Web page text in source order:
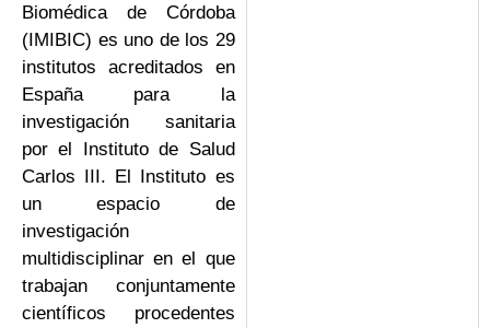
Biomédica de Córdoba
(IMIBIC) es uno de los 29
institutos acreditados en
España para la
investigación sanitaria
por el Instituto de Salud
Carlos III. El Instituto es
un espacio de
investigación
multidisciplinar en el que
trabajan conjuntamente
científicos procedentes